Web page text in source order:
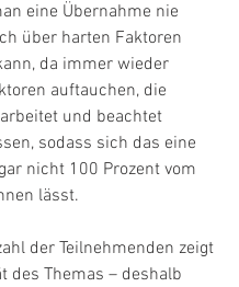
eine Übernahme nie
über harten Faktoren
da immer wieder
auftauchen, die
und beachtet
sodass sich das eine
nicht 100 Prozent vom
lässt.
der Teilnehmenden zeigt
des Themas – deshalb